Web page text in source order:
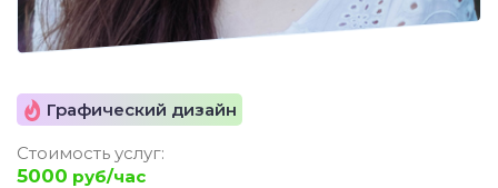
Графический дизайн
Стоимость услуг:
5000 руб/час